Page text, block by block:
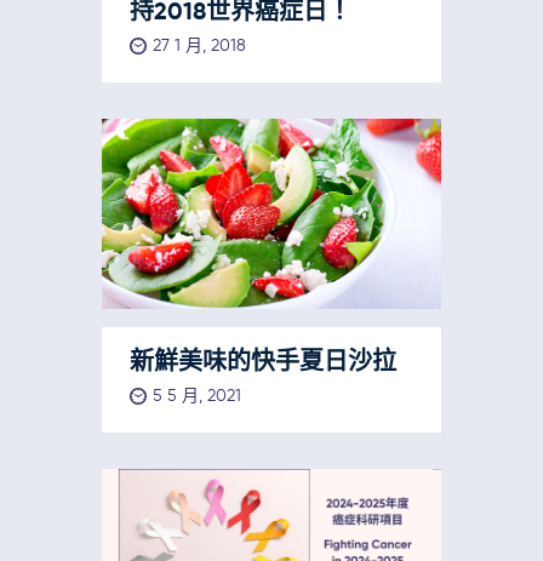
持2018世界癌症日！
27 1 月, 2018
新鮮美味的快手夏日沙拉
5 5 月, 2021